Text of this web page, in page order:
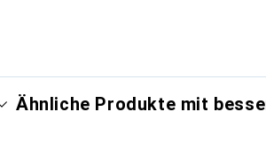
Ähnliche Produkte mit